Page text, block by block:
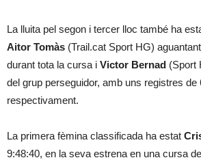
La lluita pel segon i tercer lloc també ha
Aitor Tomàs (Trail.cat Sport HG)
durant tota la cursa i Victor Bernad (Sport
del grup perseguidor, amb uns registres de
respectivament.
La primera fèmina classificada ha estat
9:48:40, en la seva estrena en una cursa